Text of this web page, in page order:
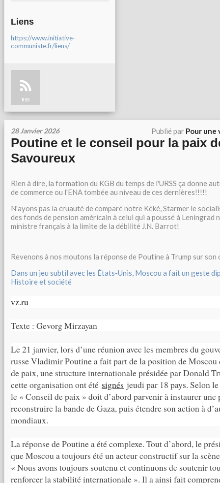
Liens
https://www.initiative-
communiste.fr/liens/
RSS
28 Janvier 2026 Publié par Pour une
Poutine et le conseil pour la paix
Savoureux
Rien à dire, la formation du KGB du temps de l'URSS ça donne
de commerce ou l'ENA tombée au niveau de ces dernières!!!!!
N'ayons pas la cruauté de comparé notre Kéké, Starmer le
des fonds de pension américain à celui qui a poussé à Leningrad
ministre français à la limite de la débilité J.N. Barrot!
Revenons à nos moutons la réponse de Poutine à Trump sur son
Dans un jeu subtil avec les États-Unis, Moscou a fait un geste
Histoire et société
vz.ru
Texte : Gevorg Mirzayan
Le 21 janvier, lors d’une réunion avec les membres du
russe Vladimir Poutine a fait part de la position de
de paix, une structure internationale présidée par Donald
cette organisation ont été signés jeudi par 18 pays. Selon
le « Conseil de paix » doit d’abord parvenir à instaurer une
reconstruire la bande de Gaza, puis étendre son action à
mondiaux.
La réponse de Poutine a été complexe. Tout d’abord, le
que Moscou a toujours été un acteur constructif sur la
« Nous avons toujours soutenu et continuons de soutenir
renforcer la stabilité internationale ». Il a ainsi fait